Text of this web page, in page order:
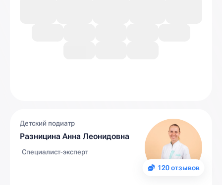
120 отзывов
Детский подиатр
Разницина Анна Леонидовна
Специалист-эксперт